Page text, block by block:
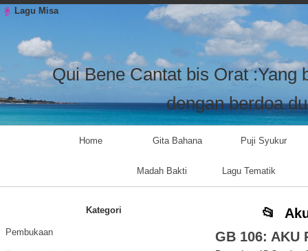
Skip to content
Skip to
LISTCATEGORYPOSTSWIDGET-16
Skip to
LISTCATEGORYPOSTSWIDGET-8
Skip to
LISTCATEGORYPOSTSWIDGET-4
Skip to CUSTOM_HTML-7
Skip to
LISTCATEGORYPOSTSWIDGET-18
Skip to CUSTOM_HTML-3
Skip to CATEGORIES-4
Skip to TAG_CLOUD-9
Lagu Misa
Qui Bene Cantat bis Orat :Yang
dengan berdoa
Home
Gita Bahana Puji Syukur
Madah Bakti Lagu Tematik
GB 106: AKU
Kategori
Pembukaan